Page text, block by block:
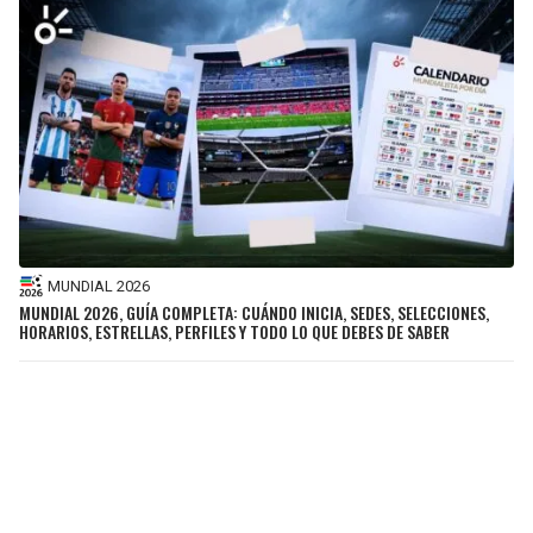
MUNDIAL 2026
MUNDIAL 2026, GUÍA COMPLETA: CUÁNDO INICIA, SEDES, SELECCIONES,
HORARIOS, ESTRELLAS, PERFILES Y TODO LO QUE DEBES DE SABER